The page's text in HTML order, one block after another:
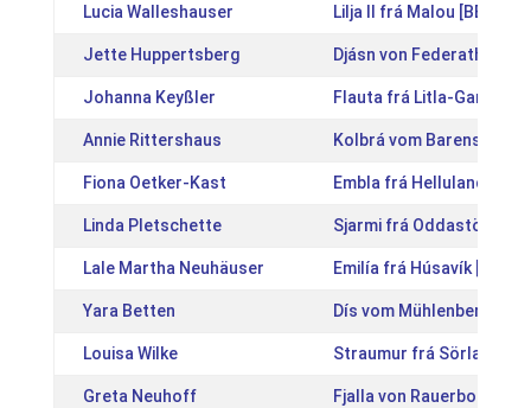
Lucia Walleshauser Lilja II frá Malou
Jette Huppertsberg Djásn von Federath
Johanna Keyßler Flauta frá Litla-Garði
Annie Rittershaus Kolbrá vom Barenstein
Fiona Oetker-Kast Embla frá Hellulandi
Linda Pletschette Sjarmi frá Oddastöðum
Lale Martha Neuhäuser Emilía frá Húsavík
Yara Betten Dís vom Mühlenberg
Louisa Wilke Straumur frá Sörlatungu
Greta Neuhoff Fjalla von Rauerborg